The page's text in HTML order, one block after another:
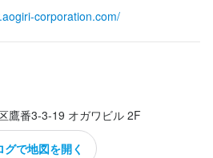
。鮮度の良い魚に柑橘や薬味を合わ
れ加減が絶妙で、旨みがぎゅっと凝
シーで肉の甘みもしっかり感じられ
corporation.com/
鷹番3-3-19 オガワビル 2F
グで地図を開く